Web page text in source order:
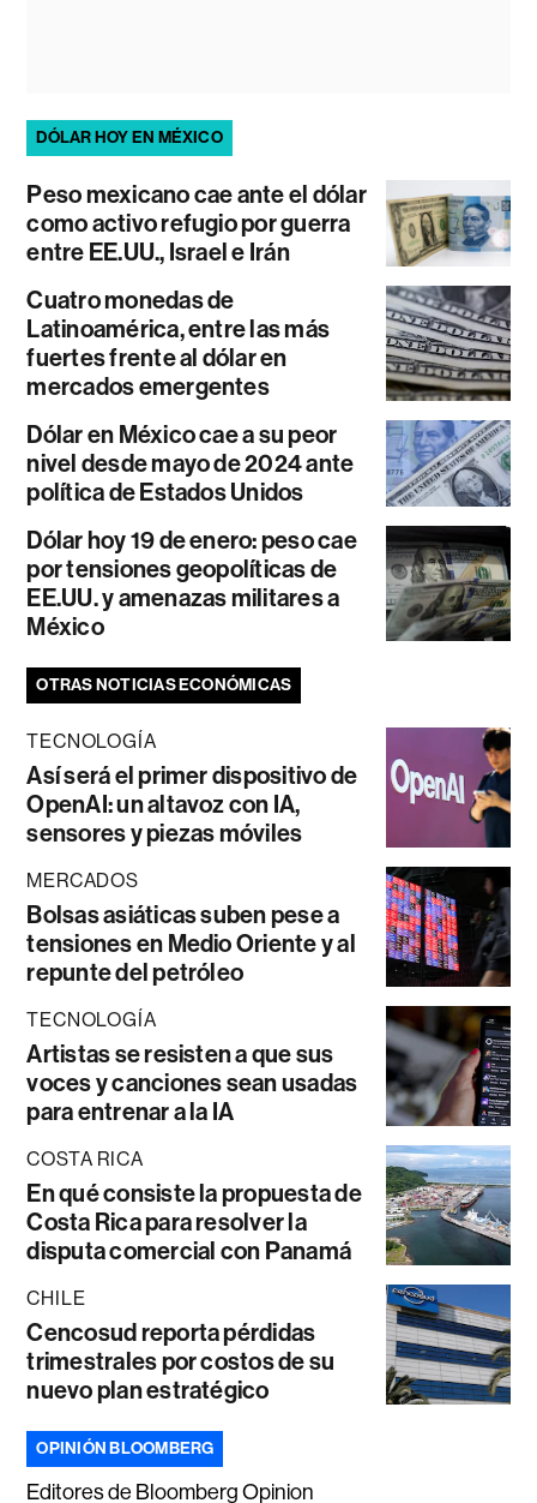
DÓLAR HOY EN MÉXICO
Peso mexicano cae ante el dólar
como activo refugio por guerra
entre EE.UU., Israel e Irán
Cuatro monedas de
Latinoamérica, entre las más
fuertes frente al dólar en
mercados emergentes
Dólar en México cae a su peor
nivel desde mayo de 2024 ante
política de Estados Unidos
Dólar hoy 19 de enero: peso cae
por tensiones geopolíticas de
EE.UU. y amenazas militares a
México
OTRAS NOTICIAS ECONÓMICAS
TECNOLOGÍA
Así será el primer dispositivo de
OpenAI: un altavoz con IA,
sensores y piezas móviles
MERCADOS
Bolsas asiáticas suben pese a
tensiones en Medio Oriente y al
repunte del petróleo
TECNOLOGÍA
Artistas se resisten a que sus
voces y canciones sean usadas
para entrenar a la IA
COSTA RICA
En qué consiste la propuesta de
Costa Rica para resolver la
disputa comercial con Panamá
CHILE
Cencosud reporta pérdidas
trimestrales por costos de su
nuevo plan estratégico
OPINIÓN BLOOMBERG
Editores de Bloomberg Opinion